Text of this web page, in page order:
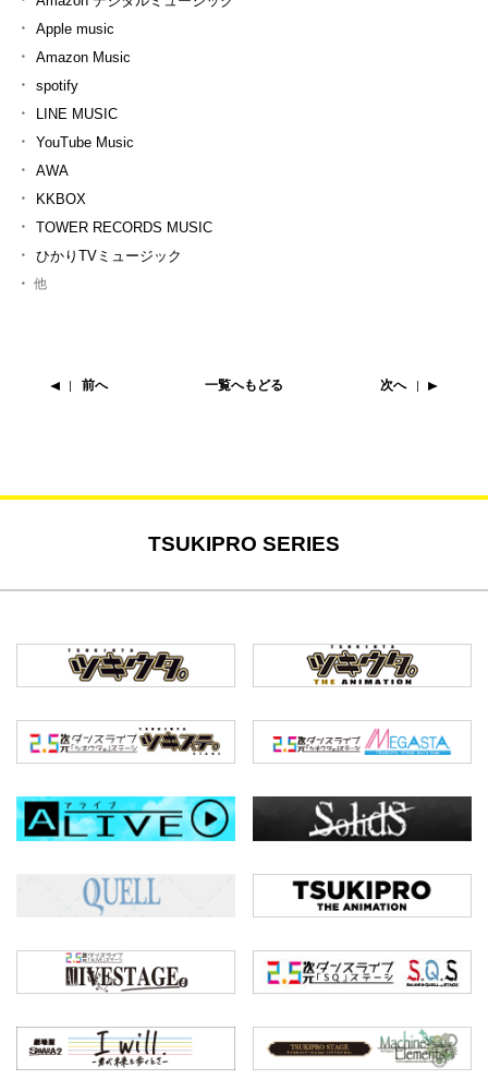
Apple music
Amazon Music
spotify
LINE MUSIC
YouTube Music
AWA
KKBOX
TOWER RECORDS MUSIC
ひかりTVミュージック
他
前へ 一覧へもどる 次へ
TSUKIPRO SERIES